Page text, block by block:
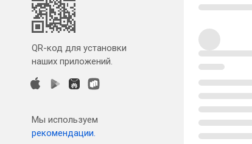
QR-код для установки
наших приложений.
Мы используем
рекомендации.